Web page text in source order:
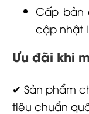
Cấp bản
cập nhật
Ưu đãi khi
✔ Sản phẩm
tiêu chuẩn